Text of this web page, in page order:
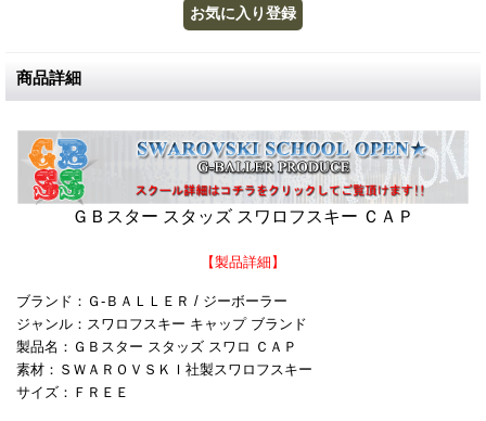
商品詳細
ＧＢスター スタッズ スワロフスキー ＣＡＰ
【製品詳細】
ブランド：Ｇ-ＢＡＬＬＥＲ / ジーボーラー
ジャンル：スワロフスキー キャップ ブランド
製品名：ＧＢスター スタッズ スワロ ＣＡＰ
素材：ＳＷＡＲＯＶＳＫＩ社製スワロフスキー
サイズ：ＦＲＥＥ